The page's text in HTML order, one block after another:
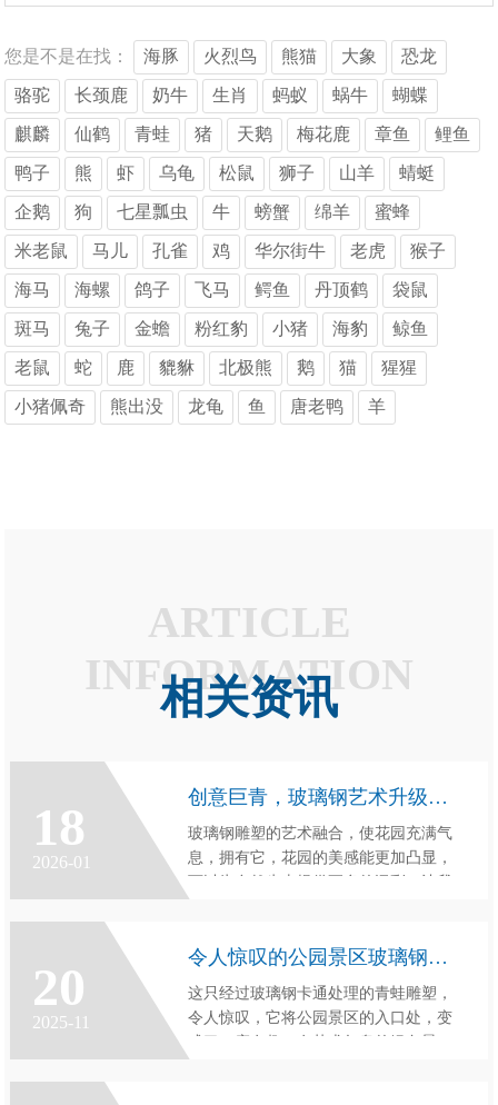
您是不是在找： 海豚 火烈鸟 熊猫 大象 恐龙
骆驼 长颈鹿 奶牛 生肖 蚂蚁 蜗牛 蝴蝶
麒麟 仙鹤 青蛙 猪 天鹅 梅花鹿 章鱼 鲤鱼
鸭子 熊 虾 乌龟 松鼠 狮子 山羊 蜻蜓
企鹅 狗 七星瓢虫 牛 螃蟹 绵羊 蜜蜂
米老鼠 马儿 孔雀 鸡 华尔街牛 老虎 猴子
海马 海螺 鸽子 飞马 鳄鱼 丹顶鹤 袋鼠
斑马 兔子 金蟾 粉红豹 小猪 海豹 鲸鱼
老鼠 蛇 鹿 貔貅 北极熊 鹅 猫 猩猩
小猪佩奇 熊出没 龙龟 鱼 唐老鸭 羊
ARTICLE
INFORMATION
相关资讯
18
2026-01
创意巨青，玻璃钢艺术升级花园装饰
玻璃钢雕塑的艺术融合，使花园充满气
息，拥有它，花园的美感能更加凸显，
20
2025-11
令人惊叹的公园景区玻璃钢卡通青蛙雕塑
这只经过玻璃钢卡通处理的青蛙雕塑，
令人惊叹，它将公园景区的入口处，变